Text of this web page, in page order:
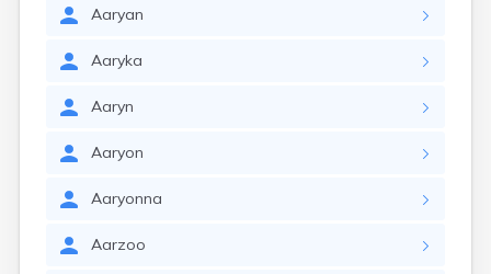
Aaryan
Aaryka
Aaryn
Aaryon
Aaryonna
Aarzoo